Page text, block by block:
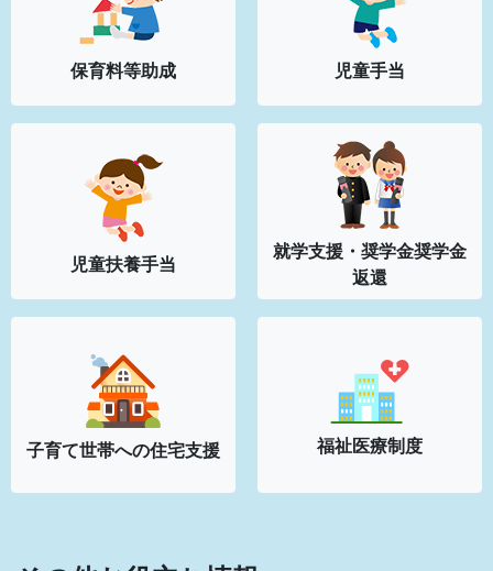
保育料等助成 児童手当
児童扶養手当
就学支援・奨学金奨学金
返還
子育て世帯への住宅支援 福祉医療制度